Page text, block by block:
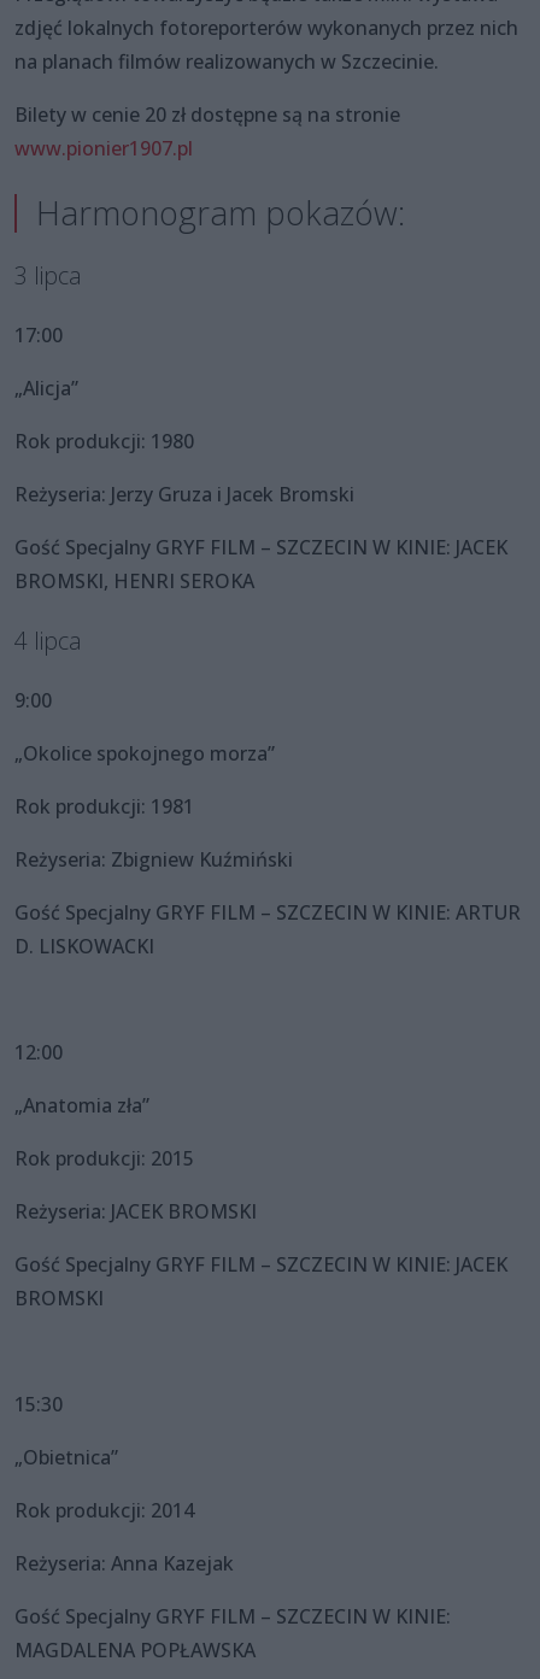
zdjęć lokalnych fotoreporterów wykonanych przez nich
na planach filmów realizowanych w Szczecinie.
Bilety w cenie 20 zł dostępne są na stronie
www.pionier1907.pl
Harmonogram pokazów:
3 lipca
17:00
„Alicja”
Rok produkcji: 1980
Reżyseria: Jerzy Gruza i Jacek Bromski
Gość Specjalny GRYF FILM – SZCZECIN W KINIE: JACEK
BROMSKI, HENRI SEROKA
4 lipca
9:00
„Okolice spokojnego morza”
Rok produkcji: 1981
Reżyseria: Zbigniew Kuźmiński
Gość Specjalny GRYF FILM – SZCZECIN W KINIE: ARTUR
D. LISKOWACKI
12:00
„Anatomia zła”
Rok produkcji: 2015
Reżyseria: JACEK BROMSKI
Gość Specjalny GRYF FILM – SZCZECIN W KINIE: JACEK
BROMSKI
15:30
„Obietnica”
Rok produkcji: 2014
Reżyseria: Anna Kazejak
Gość Specjalny GRYF FILM – SZCZECIN W KINIE:
MAGDALENA POPŁAWSKA